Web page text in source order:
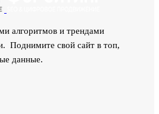
алгоритмов и трендами
Поднимите свой сайт в топ,
данные.